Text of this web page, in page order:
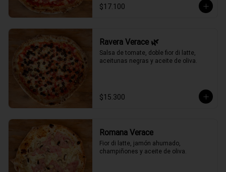
$17.100
Ravera Verace 🌿
Salsa de tomate, doble fior di latte,
aceitunas negras y aceite de oliva.
$15.300
Romana Verace
Fior di latte, jamón ahumado,
champiñones y aceite de oliva.